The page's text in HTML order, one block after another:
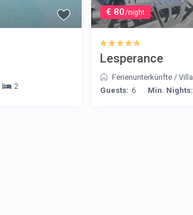
2
€ 80/night
Lesperance
Ferienunterkünfte/ Villa
Guests: 6 Min. Nights: